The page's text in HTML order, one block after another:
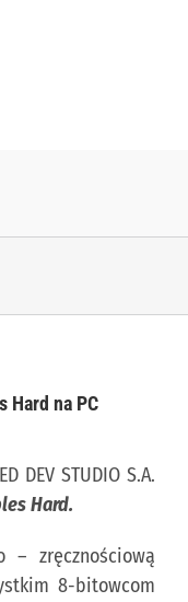
Hard na PC
DEV STUDIO S.A.
Hard.
– zręcznościową
8-bitowcom